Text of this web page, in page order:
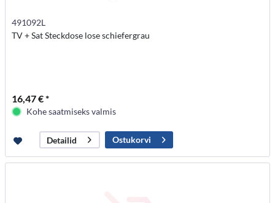
491092L
TV + Sat Steckdose lose schiefergrau
16,47 € *
Kohe saatmiseks valmis
Detailid Ostukorvi